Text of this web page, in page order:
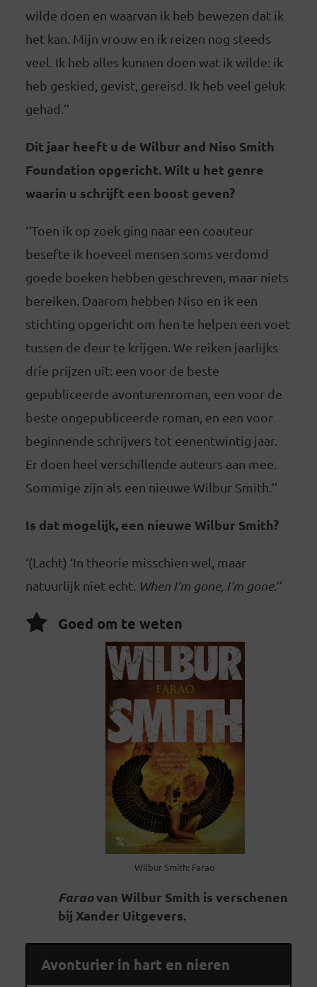
wilde doen en waarvan ik heb bewezen dat ik
het kan. Mijn vrouw en ik reizen nog steeds
veel. Ik heb alles kunnen doen wat ik wilde: ik
heb geskied, gevist, gereisd. Ik heb veel geluk
gehad.’’
Dit jaar heeft u de Wilbur and Niso Smith
Foundation opgericht. Wilt u het genre
waarin u schrijft een boost geven?
‘‘Toen ik op zoek ging naar een coauteur
besefte ik hoeveel mensen soms verdomd
goede boeken hebben geschreven, maar niets
bereiken. Daarom hebben Niso en ik een
stichting opgericht om hen te helpen een voet
tussen de deur te krijgen. We reiken jaarlijks
drie prijzen uit: een voor de beste
gepubliceerde avonturenroman, een voor de
beste ongepubliceerde roman, en een voor
beginnende schrijvers tot eenentwintig jaar.
Er doen heel verschillende auteurs aan mee.
Sommige zijn als een nieuwe Wilbur Smith.’’
Is dat mogelijk, een nieuwe Wilbur Smith?
‘(Lacht) ‘In theorie misschien wel, maar
natuurlijk niet echt. When I’m gone, I’m gone.’’
Goed om te weten
Wilbur Smith: Farao
Faraovan Wilbur Smith is verschenen
bij Xander Uitgevers.
Avonturier in hart en nieren